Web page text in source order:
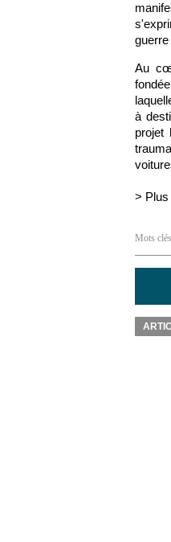
guerre
Au
à
projet
> Plus
Mots